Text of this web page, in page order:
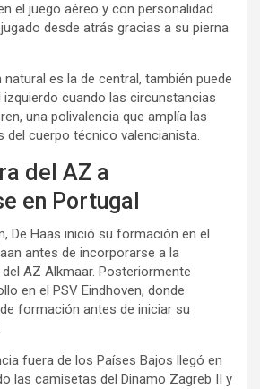
el juego aéreo y con personalidad
desde atrás gracias a su pierna
es la de central, también puede
cuando las circunstancias
una polivalencia que amplía las
del cuerpo técnico valencianista.
del AZ a
en Portugal
De Haas inició su formación en el
antes de incorporarse a la
AZ Alkmaar. Posteriormente
en el PSV Eindhoven, donde
formación antes de iniciar su
fuera de los Países Bajos llegó en
las camisetas del Dinamo Zagreb II y